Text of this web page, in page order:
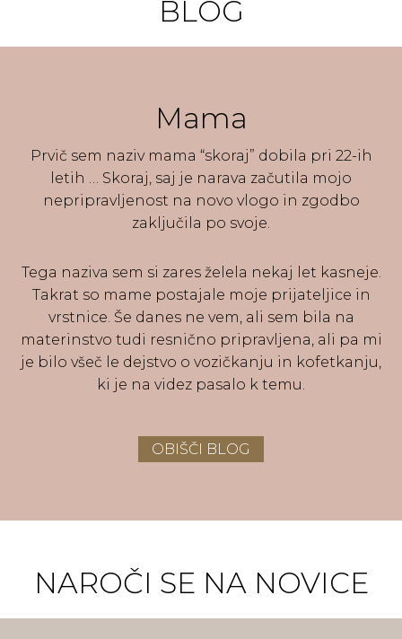
BLOG
Mama
Prvič sem naziv mama “skoraj” dobila pri 22-ih
letih … Skoraj, saj je narava začutila mojo
nepripravljenost na novo vlogo in zgodbo
zaključila po svoje.
Tega naziva sem si zares želela nekaj let kasneje.
Takrat so mame postajale moje prijateljice in
vrstnice. Še danes ne vem, ali sem bila na
materinstvo tudi resnično pripravljena, ali pa mi
je bilo všeč le dejstvo o vozičkanju in kofetkanju,
ki je na videz pasalo k temu.
OBIŠČI BLOG
NAROČI SE NA NOVICE